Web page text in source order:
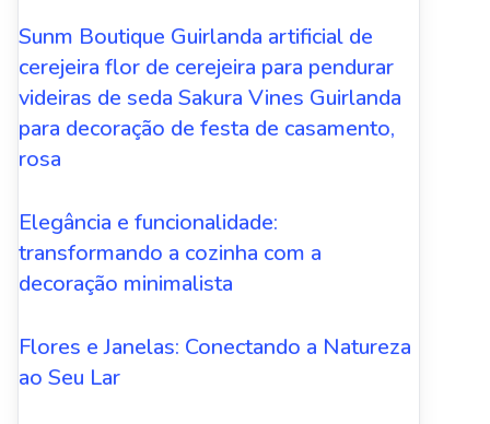
Sunm Boutique Guirlanda artificial de
cerejeira flor de cerejeira para pendurar
videiras de seda Sakura Vines Guirlanda
para decoração de festa de casamento,
rosa
Elegância e funcionalidade:
transformando a cozinha com a
decoração minimalista
Flores e Janelas: Conectando a Natureza
ao Seu Lar